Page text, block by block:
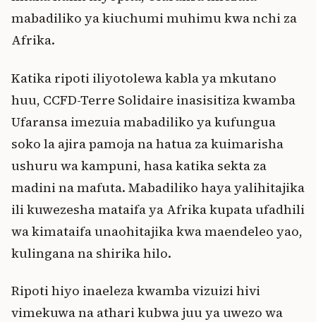
mabadiliko ya kiuchumi muhimu kwa nchi za
Afrika.
Katika ripoti iliyotolewa kabla ya mkutano
huu, CCFD-Terre Solidaire inasisitiza kwamba
Ufaransa imezuia mabadiliko ya kufungua
soko la ajira pamoja na hatua za kuimarisha
ushuru wa kampuni, hasa katika sekta za
madini na mafuta. Mabadiliko haya yalihitajika
ili kuwezesha mataifa ya Afrika kupata ufadhili
wa kimataifa unaohitajika kwa maendeleo yao,
kulingana na shirika hilo.
Ripoti hiyo inaeleza kwamba vizuizi hivi
vimekuwa na athari kubwa juu ya uwezo wa